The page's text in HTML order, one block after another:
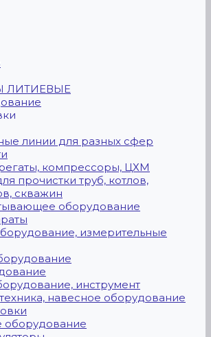
ЛИТИЕВЫЕ
линии для разных сфер
компрессоры, ЦХМ
прочистки труб, котлов,
скважин
оборудование
измерительные
инструмент
навесное оборудование
оборудование